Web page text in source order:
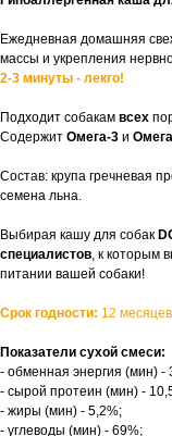
Ежедневная домашняя
массы и укрепления
2-3 минуты - лекго!
Подходит собакам всех
Содержит Омега-3 и
Состав: крупа гречневая
семена льна.
Выбирая кашу для собак
специалистов , к которым
питании вашей собаки!
Срок годности: 12 месяцев.
Показатели сухой смеси:
- обменная энергия (мин) -
- сырой протеин (мин) -
- жиры (мин) - 5,2%;
- углеводы (мин) - 69%;